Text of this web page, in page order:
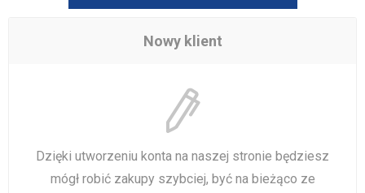
Nowy klient
Dzięki utworzeniu konta na naszej stronie będziesz
mógł robić zakupy szybciej, być na bieżąco ze